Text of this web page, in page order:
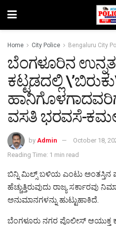
Home City Police Bengaluru City
ಬೆಂಗಳೂರಿನ
ಕಟ್ಟಡದಲ್ಲಿ
ವಸತಿ ಭರವಸೆ-
by Admin
October 18,
Reading Time: 1 min read
ಬಿನ್ನಿ ಮಿಲ್ಸ್ ಬಳಿಯ ಎಂಟು ಅಂತಸ್ತಿನ
ಹೆಚ್ಚುತ್ತಿರುವುದು ರಾಜ್ಯ ಸರ್ಕಾರವು
ಅನುಮಾನಗಳನ್ನು ಹುಟ್ಟುಹಾಕಿದೆ.
ಬೆಂಗಳೂರು ನಗರ ಪೊಲೀಸ್ ಆಯುಕ್ತ